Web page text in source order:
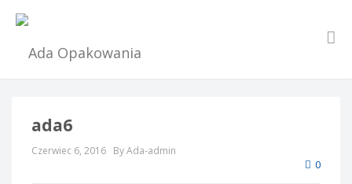
ada6
Czerwiec 6, 2016 By Ada-admin
0